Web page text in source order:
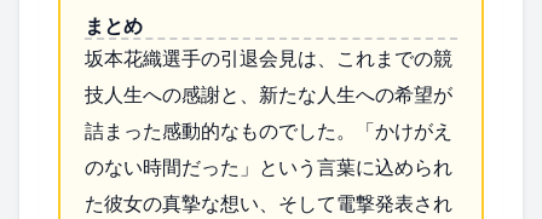
まとめ
坂本花織選手の引退会見は、これまでの競
技人生への感謝と、新たな人生への希望が
詰まった感動的なものでした。「かけがえ
のない時間だった」という言葉に込められ
た彼女の真摯な想い、そして電撃発表され